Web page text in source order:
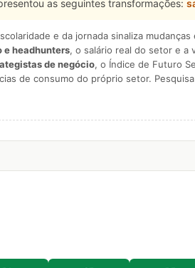
as seguintes transformações:
e da jornada sinaliza
e headhunters, o salário real do setor e a
de negócio, o Índice de Futuro
de consumo do próprio setor.